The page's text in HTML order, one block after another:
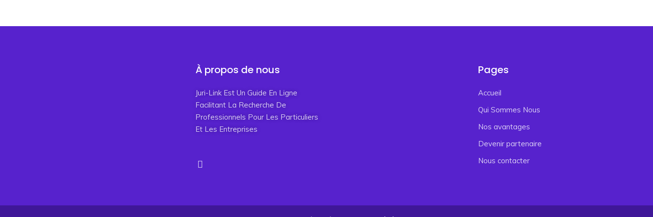
À propos de nous
Juri-Link Est Un Guide En Ligne
Facilitant La Recherche De
Professionnels Pour Les Particuliers
Et Les Entreprises
Pages
Accueil
Qui Sommes Nous
Nos avantages
Devenir partenaire
Nous contacter